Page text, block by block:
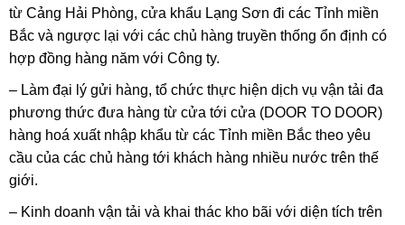
từ Cảng Hải Phòng, cửa khẩu Lạng Sơn đi các Tỉnh miền
Bắc và ngược lại với các chủ hàng truyền thống ổn định có
hợp đồng hàng năm với Công ty.
– Làm đại lý gửi hàng, tổ chức thực hiện dịch vụ vận tải đa
phương thức đưa hàng từ cửa tới cửa (DOOR TO DOOR)
hàng hoá xuất nhập khẩu từ các Tỉnh miền Bắc theo yêu
cầu của các chủ hàng tới khách hàng nhiều nước trên thế
giới.
– Kinh doanh vận tải và khai thác kho bãi với diện tích trên